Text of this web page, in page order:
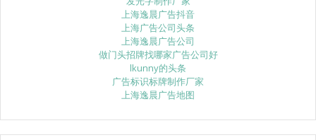
上海逸晨广告抖音
上海广告公司头条
上海逸晨广告公司
做门头招牌找哪家广告公司好
lkunny的头条
广告标识标牌制作厂家
上海逸晨广告地图